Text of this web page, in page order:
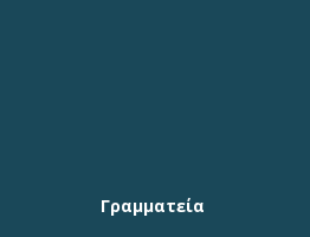
Γραμματεία